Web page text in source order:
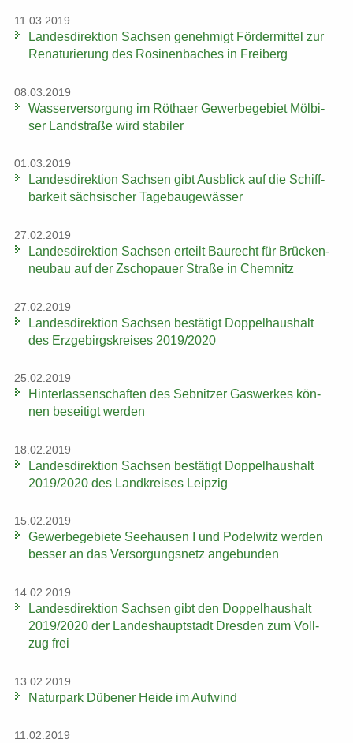
11.03.2019
Lan­des­di­rek­ti­on Sach­sen ge­neh­migt För­der­mit­tel zur
Re­na­tu­rie­rung des Ro­si­nen­ba­ches in Frei­berg
08.03.2019
Was­ser­ver­sor­gung im Rö­tha­er Ge­wer­be­ge­biet Möl­bi­
ser Land­stra­ße wird sta­bi­ler
01.03.2019
Lan­des­di­rek­ti­on Sach­sen gibt Aus­blick auf die Schiff­
bar­keit säch­si­scher Ta­ge­bau­ge­wäs­ser
27.02.2019
Lan­des­di­rek­ti­on Sach­sen er­teilt Bau­recht für Brü­cken­
neu­bau auf der Zscho­pau­er Stra­ße in Chem­nitz
27.02.2019
Lan­des­di­rek­ti­on Sach­sen be­stä­tigt Dop­pel­haus­halt
des Erz­ge­birgs­krei­ses 2019/2020
25.02.2019
Hin­ter­las­sen­schaf­ten des Seb­nit­zer Gas­wer­kes kön­
nen be­sei­tigt wer­den
18.02.2019
Lan­des­di­rek­ti­on Sach­sen be­stä­tigt Dop­pel­haus­halt
2019/2020 des Land­krei­ses Leip­zig
15.02.2019
Ge­wer­be­ge­bie­te See­hau­sen I und Po­del­witz wer­den
bes­ser an das Ver­sor­gungs­netz an­ge­bun­den
14.02.2019
Lan­des­di­rek­ti­on Sach­sen gibt den Dop­pel­haus­halt
2019/2020 der Lan­des­haupt­stadt Dres­den zum Voll­
zug frei
13.02.2019
Na­tur­park Dü­be­ner Heide im Auf­wind
11.02.2019